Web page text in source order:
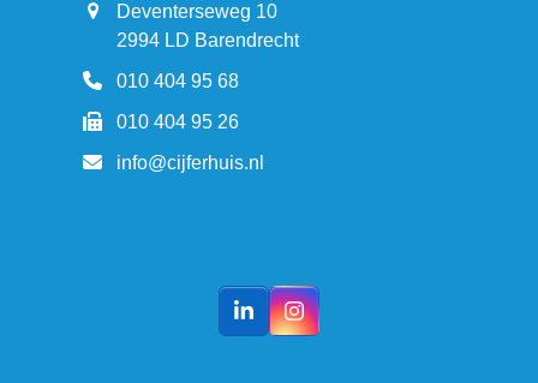
Deventerseweg 10
2994 LD Barendrecht
010 404 95 68
010 404 95 26
info@cijferhuis.nl
LinkedInInstagram